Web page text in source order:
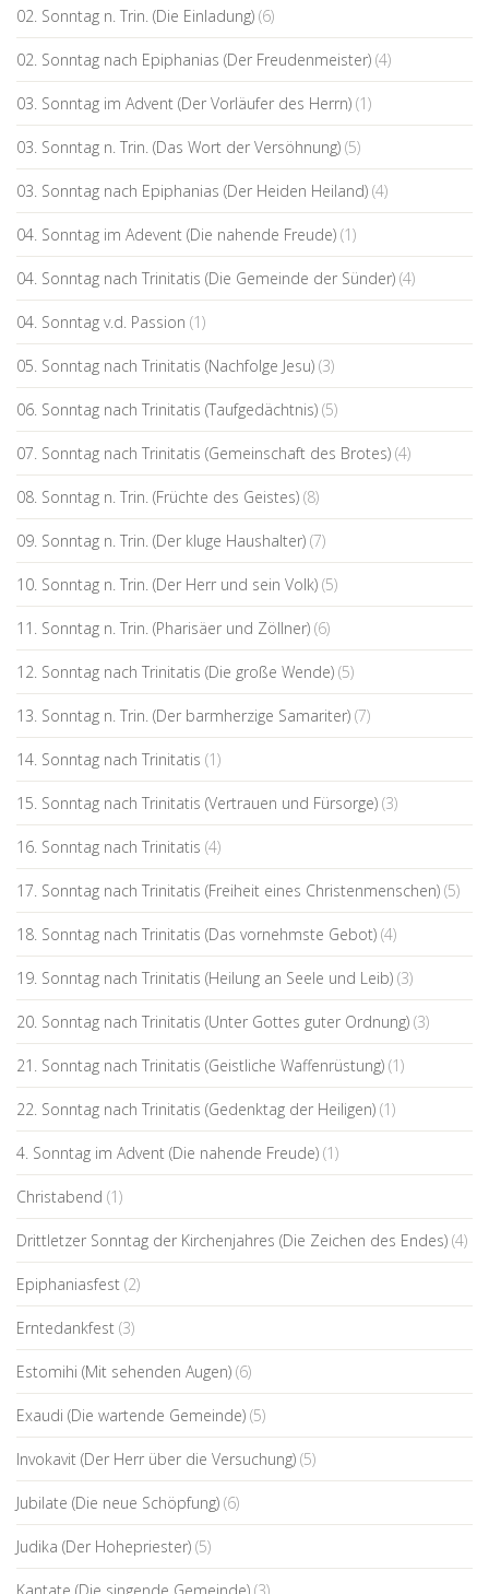
02. Sonntag n. Trin. (Die Einladung) (6)
02. Sonntag nach Epiphanias (Der Freudenmeister) (4)
03. Sonntag im Advent (Der Vorläufer des Herrn) (1)
03. Sonntag n. Trin. (Das Wort der Versöhnung) (5)
03. Sonntag nach Epiphanias (Der Heiden Heiland) (4)
04. Sonntag im Adevent (Die nahende Freude) (1)
04. Sonntag nach Trinitatis (Die Gemeinde der Sünder) (4)
04. Sonntag v.d. Passion (1)
05. Sonntag nach Trinitatis (Nachfolge Jesu) (3)
06. Sonntag nach Trinitatis (Taufgedächtnis) (5)
07. Sonntag nach Trinitatis (Gemeinschaft des Brotes) (4)
08. Sonntag n. Trin. (Früchte des Geistes) (8)
09. Sonntag n. Trin. (Der kluge Haushalter) (7)
10. Sonntag n. Trin. (Der Herr und sein Volk) (5)
11. Sonntag n. Trin. (Pharisäer und Zöllner) (6)
12. Sonntag nach Trinitatis (Die große Wende) (5)
13. Sonntag n. Trin. (Der barmherzige Samariter) (7)
14. Sonntag nach Trinitatis (1)
15. Sonntag nach Trinitatis (Vertrauen und Fürsorge) (3)
16. Sonntag nach Trinitatis (4)
17. Sonntag nach Trinitatis (Freiheit eines Christenmenschen) (5)
18. Sonntag nach Trinitatis (Das vornehmste Gebot) (4)
19. Sonntag nach Trinitatis (Heilung an Seele und Leib) (3)
20. Sonntag nach Trinitatis (Unter Gottes guter Ordnung) (3)
21. Sonntag nach Trinitatis (Geistliche Waffenrüstung) (1)
22. Sonntag nach Trinitatis (Gedenktag der Heiligen) (1)
4. Sonntag im Advent (Die nahende Freude) (1)
Christabend (1)
Drittletzer Sonntag der Kirchenjahres (Die Zeichen des Endes) (4)
Epiphaniasfest (2)
Erntedankfest (3)
Estomihi (Mit sehenden Augen) (6)
Exaudi (Die wartende Gemeinde) (5)
Invokavit (Der Herr über die Versuchung) (5)
Jubilate (Die neue Schöpfung) (6)
Judika (Der Hohepriester) (5)